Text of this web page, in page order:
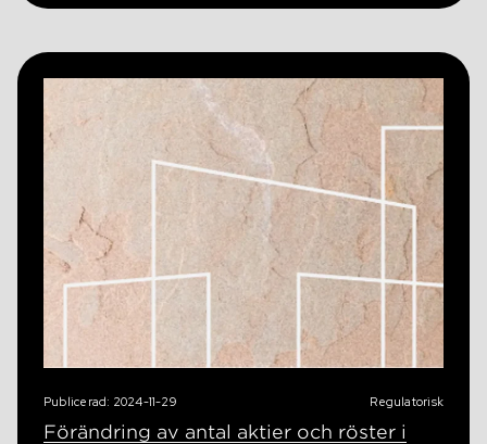
Publicerad: 2024-11-29 Regulatorisk
Förändring av antal aktier och röster i